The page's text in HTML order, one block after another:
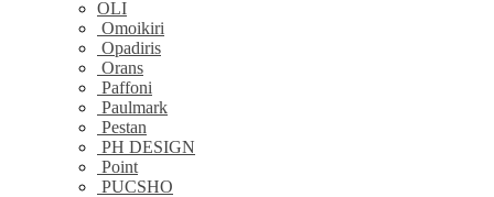
OLI
Omoikiri
Opadiris
Orans
Paffoni
Paulmark
Pestan
PH DESIGN
Point
PUCSHO